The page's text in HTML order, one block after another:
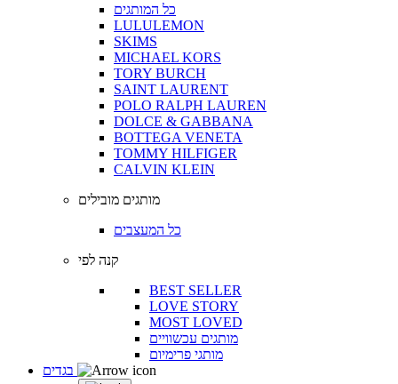
כל המותגים
LULULEMON
SKIMS
MICHAEL KORS
TORY BURCH
SAINT LAURENT
POLO RALPH LAUREN
DOLCE & GABBANA
BOTTEGA VENETA
TOMMY HILFIGER
CALVIN KLEIN
מותגים מובילים
כל המעצבים
קנה לפי
BEST SELLER
LOVE STORY
MOST LOVED
מותגים עכשוויים
מותגי פרימיום